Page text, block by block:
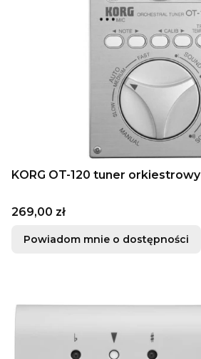
KORG OT-120 tuner orkiestrowy
Cena
269,00 zł
Powiadom mnie o dostępności